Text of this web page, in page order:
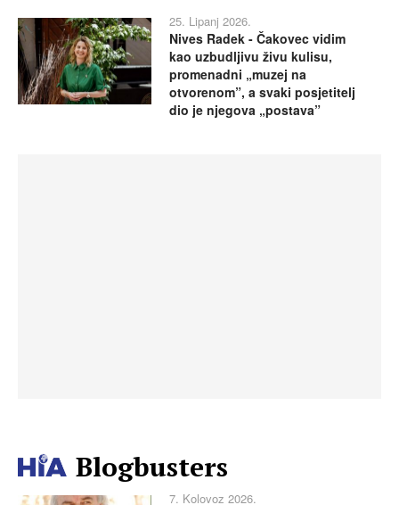
25. Lipanj 2026.
Nives Radek - Čakovec vidim
kao uzbudljivu živu kulisu,
promenadni „muzej na
otvorenom”, a svaki posjetitelj
dio je njegova „postava”
Blogbusters
7. Kolovoz 2026.